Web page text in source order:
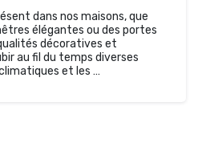
dans nos maisons, que
élégantes ou des portes
décoratives et
au fil du temps diverses
et les …